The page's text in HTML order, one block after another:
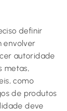
definir
envolver
autoridade
metas,
como
de produtos
deve